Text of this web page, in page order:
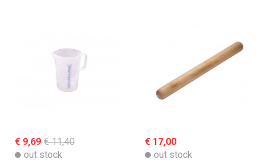
€ 9,69 € 11,40
out stock
€ 17,00
out stock